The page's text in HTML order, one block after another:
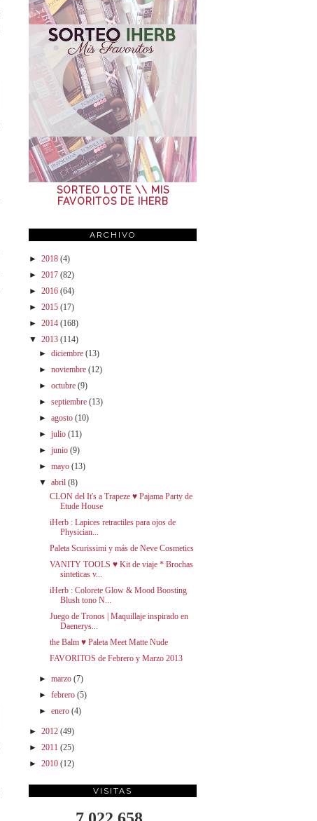
SORTEO LOTE \\ MIS
FAVORITOS DE IHERB
ARCHIVO
► 2018 (4)
► 2017 (82)
► 2016 (64)
► 2015 (17)
► 2014 (168)
▼ 2013 (114)
►diciembre (13)
►noviembre (12)
►octubre (9)
►septiembre (13)
►agosto (10)
►julio (11)
►junio (9)
►mayo (13)
▼ abril (8)
CLON del It's a Trapeze ♥ Pajama Party de
Etude House
iHerb : Lapices retractiles para ojos de
Physician...
Paleta Scurissimi y más de Neve Cosmetics
VANITY TOOLS ♥ Kit de viaje * Brochas
sinteticas v...
iHerb : Colorete Glow & Mood Boosting
Blush tono N...
Juego de Tronos | Maquillaje inspirado en
Daenerys...
the Balm ♥ Paleta Meet Matte Nude
FAVORITOS de Febrero y Marzo 2013
►marzo (7)
►febrero (5)
►enero (4)
► 2012 (49)
► 2011 (25)
► 2010 (12)
VISITAS